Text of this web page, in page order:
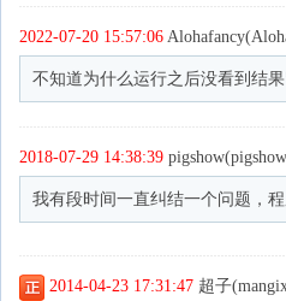
2022-07-20 15:57:06
不知道为什么运行之后没看到结
2018-07-29 14:38:39
我有段时间一直纠结一个问题，
2014-04-23 17:31:47 超子